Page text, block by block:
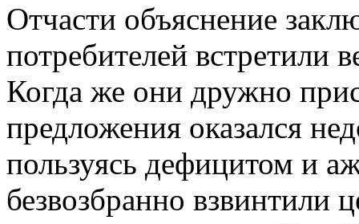
Отчасти объяснение
потребителей встретили
Когда же они дружно
предложения оказался
пользуясь дефицитом и
безвозбранно взвинтили